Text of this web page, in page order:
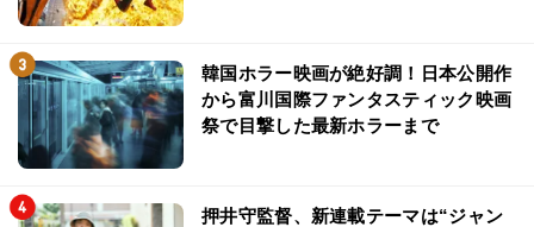
韓国ホラー映画が絶好調！日本公開作
から富川国際ファンタスティック映画
祭で目撃した最新ホラーまで
押井守監督、新連載テーマは“ジャン